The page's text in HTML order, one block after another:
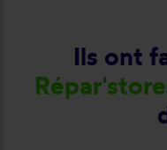
Ils ont